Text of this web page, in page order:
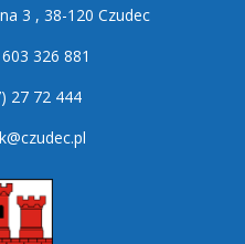
3 , 38-120 Czudec
326 881
27 72 444